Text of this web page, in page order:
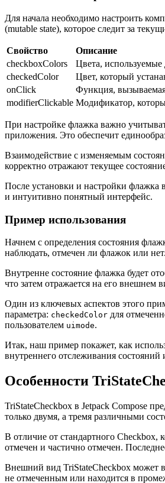
Для начала необходимо настроить
(mutable state), которое следит за
Свойство
Описание
checkboxColors
Цвета, используемые
checkedColor
Цвет, который
onClick
Функция,
modifierClickable Модификатор,
При настройке флажка важно
приложения. Это обеспечит
Взаимодействие с изменяемым
корректно отражают текущее
После установки и настройки флажка
и интуитивно понятный интерфейс.
Пример использования
Начнем с определения состояния
наблюдать, отмечен ли флажок или нет.
Внутренне состояние флажка будет
что затем отражается на его внешнем
Один из ключевых аспектов этого
параметра: checkedColor для
пользователем uimode.
Итак, наш пример покажет, как
внутреннего отслеживания
Особенности
TriStateCheckbox в Jetpack Compose
только двумя, а тремя различными
В отличие от стандартного Checkbox,
отмечен и частично отмечен.
Внешний вид TriStateCheckbox может
не отмеченным или находится в